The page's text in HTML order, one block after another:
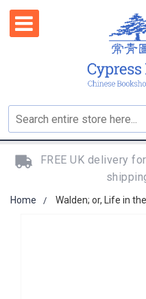
FREE UK delivery
Home Walden; or, Life in